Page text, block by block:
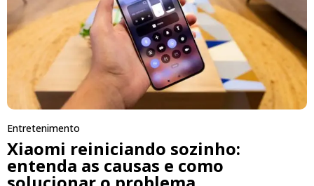
Entretenimento
Xiaomi reiniciando sozinho:
entenda as causas e como